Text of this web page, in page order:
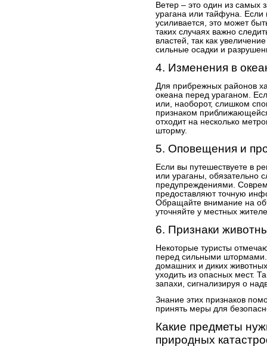
Ветер – это один из самых
урагана или тайфуна. Если
усиливается, это может
таких случаях важно
властей, так как
сильные осадки и
4. Изменения в
Для прибрежных районов
океана перед ураганом.
или, наоборот, слишком
признаком
отходит на несколько
шторму.
5. Оповещения и
Если вы путешествуете в
или ураганы, обязательно
предупреждениями.
предоставляют точную
Обращайте внимание на
уточняйте у местных
6. Признаки
Некоторые туристы
перед сильными
домашних и диких
уходить из опасных мест.
запахи, сигнализируя о
Знание этих признаков
принять меры для
Какие предметы
природных